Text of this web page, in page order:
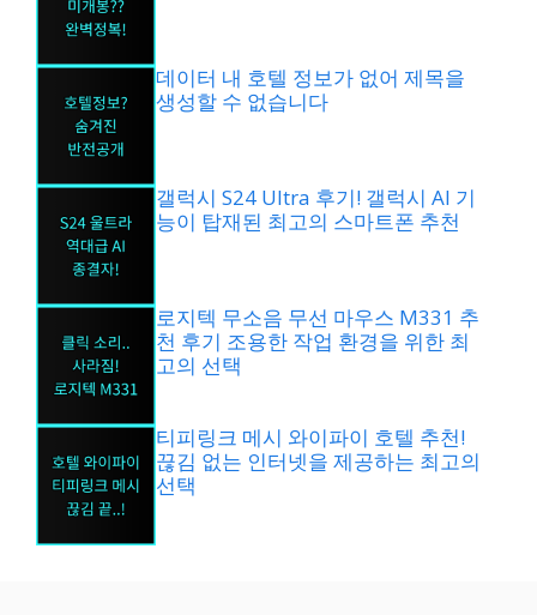
데이터 내 호텔 정보가 없어 제목을
생성할 수 없습니다
갤럭시 S24 Ultra 후기! 갤럭시 AI 기
능이 탑재된 최고의 스마트폰 추천
로지텍 무소음 무선 마우스 M331 추
천 후기 조용한 작업 환경을 위한 최
고의 선택
티피링크 메시 와이파이 호텔 추천!
끊김 없는 인터넷을 제공하는 최고의
선택